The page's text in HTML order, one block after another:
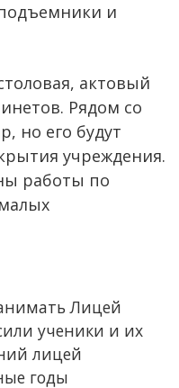
и
актовый
Рядом со
но его будут
учреждения.
работы по
Лицей
ученики и их
лицей
годы